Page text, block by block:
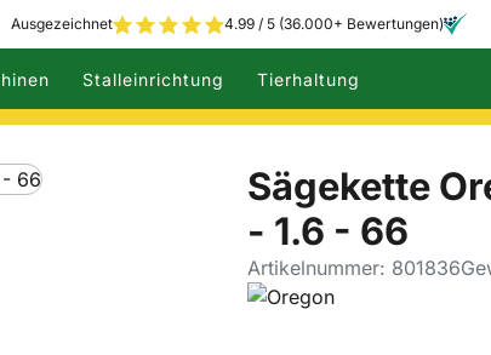
Ausgezeichnet 4.99 / 5 (36.000+ Bewertungen)
Stalleinrichtung Tierhaltung
Sägekette
- 1.6 - 66
Artikelnummer: 801836